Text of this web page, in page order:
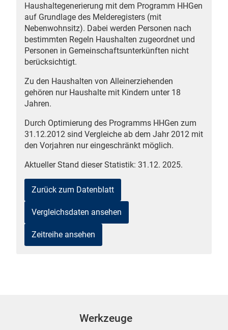
Haushaltegenerierung mit dem Programm HHGen
auf Grundlage des Melderegisters (mit
Nebenwohnsitz). Dabei werden Personen nach
bestimmten Regeln Haushalten zugeordnet und
Personen in Gemeinschaftsunterkünften nicht
berücksichtigt.
Zu den Haushalten von Alleinerziehenden
gehören nur Haushalte mit Kindern unter 18
Jahren.
Durch Optimierung des Programms HHGen zum
31.12.2012 sind Vergleiche ab dem Jahr 2012 mit
den Vorjahren nur eingeschränkt möglich.
Aktueller Stand dieser Statistik: 31.12. 2025.
Zurück zum Datenblatt
Vergleichsdaten ansehen
Zeitreihe ansehen
Werkzeuge